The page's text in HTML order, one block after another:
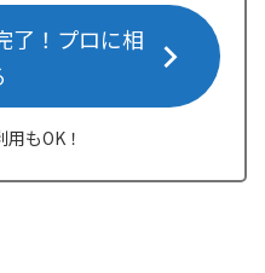
了！プロに相
もOK！